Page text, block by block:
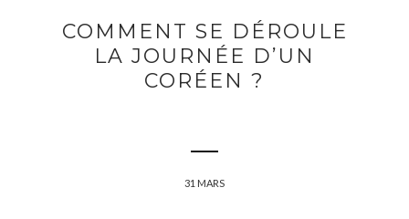
COMMENT SE DÉROULE
LA JOURNÉE D’UN
CORÉEN ?
31 MARS